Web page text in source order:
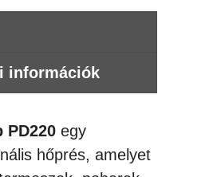
információk
PD220 egy
hőprés, amelyet